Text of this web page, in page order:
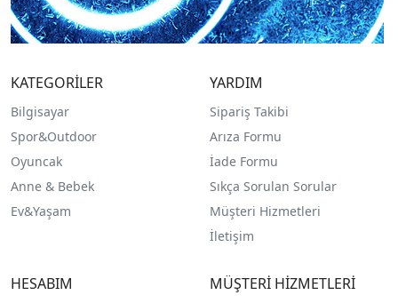
KATEGORİLER
Bilgisayar
Spor&Outdoor
Oyuncak
Anne & Bebek
Ev&Yaşam
YARDIM
Sipariş Takibi
Arıza Formu
İade Formu
Sıkça Sorulan Sorular
Müşteri Hizmetleri
İletişim
HESABIM MÜŞTERİ HİZMETLERİ